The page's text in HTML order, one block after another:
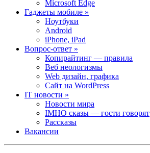
Microsoft Edge
Гаджеты мобиле »
Ноутбуки
Android
iPhone, iPad
Вопрос-ответ »
Копирайтинг — правила
Веб неологизмы
Web дизайн, графика
Сайт на WordPress
IT новости »
Новости мира
IMHO сказы — гости говорят
Рассказы
Вакансии